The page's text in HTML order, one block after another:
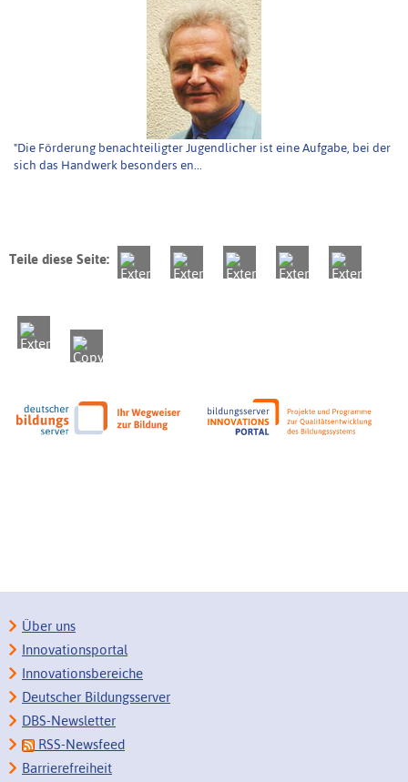
"Die Förderung benachteiligter Jugendlicher ist eine Aufgabe, bei der
sich das Handwerk besonders en...
Teile diese Seite:
Über uns
Innovationsportal
Innovationsbereiche
Deutscher Bildungsserver
DBS-Newsletter
RSS-Newsfeed
Barrierefreiheit